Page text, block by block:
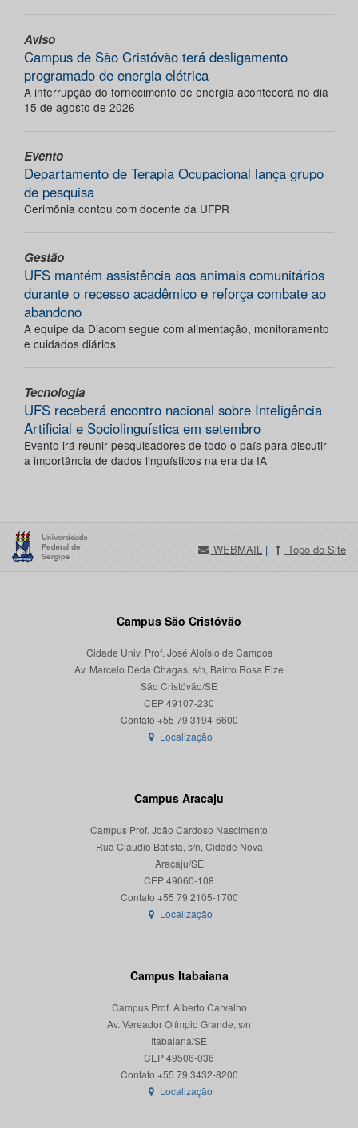
Aviso
Campus de São Cristóvão terá desligamento
programado de energia elétrica
A interrupção do fornecimento de energia acontecerá no dia
15 de agosto de 2026
Evento
Departamento de Terapia Ocupacional lança grupo
de pesquisa
Cerimônia contou com docente da UFPR
Gestão
UFS mantém assistência aos animais comunitários
durante o recesso acadêmico e reforça combate ao
abandono
A equipe da Diacom segue com alimentação, monitoramento
e cuidados diários
Tecnologia
UFS receberá encontro nacional sobre Inteligência
Artificial e Sociolinguística em setembro
Evento irá reunir pesquisadores de todo o país para discutir
a importância de dados linguísticos na era da IA
WEBMAIL | Topo do Site
Campus São Cristóvão
Cidade Univ. Prof. José Aloísio de Campos
Av. Marcelo Deda Chagas, s/n, Bairro Rosa Elze
São Cristóvão/SE
CEP 49107-230
Localização
Campus Aracaju
Campus Prof. João Cardoso Nascimento
Rua Cláudio Batista, s/n, Cidade Nova
Aracaju/SE
CEP 49060-108
Localização
Campus Itabaiana
Campus Prof. Alberto Carvalho
Av. Vereador Olímpio Grande, s/n
Itabaiana/SE
CEP 49506-036
Localização